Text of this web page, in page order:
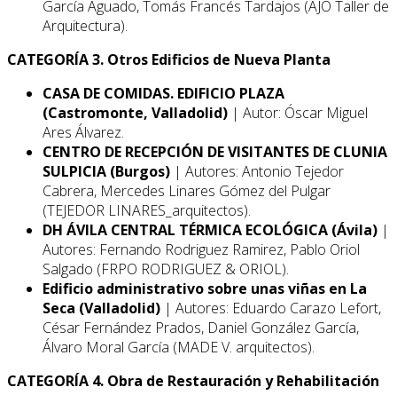
García Aguado, Tomás Francés Tardajos (AJO Taller de
Arquitectura).
CATEGORÍA 3. Otros Edificios de Nueva Planta
CASA DE COMIDAS. EDIFICIO PLAZA
(Castromonte, Valladolid) | Autor: Óscar Miguel
Ares Álvarez.
CENTRO DE RECEPCIÓN DE VISITANTES DE CLUNIA
SULPICIA (Burgos) | Autores: Antonio Tejedor
Cabrera, Mercedes Linares Gómez del Pulgar
(TEJEDOR LINARES_arquitectos).
DH ÁVILA CENTRAL TÉRMICA ECOLÓGICA (Ávila) |
Autores: Fernando Rodriguez Ramirez, Pablo Oriol
Salgado (FRPO RODRIGUEZ & ORIOL).
Edificio administrativo sobre unas viñas en La
Seca (Valladolid) | Autores: Eduardo Carazo Lefort,
César Fernández Prados, Daniel González García,
Álvaro Moral García (MADE V. arquitectos).
CATEGORÍA 4. Obra de Restauración y Rehabilitación